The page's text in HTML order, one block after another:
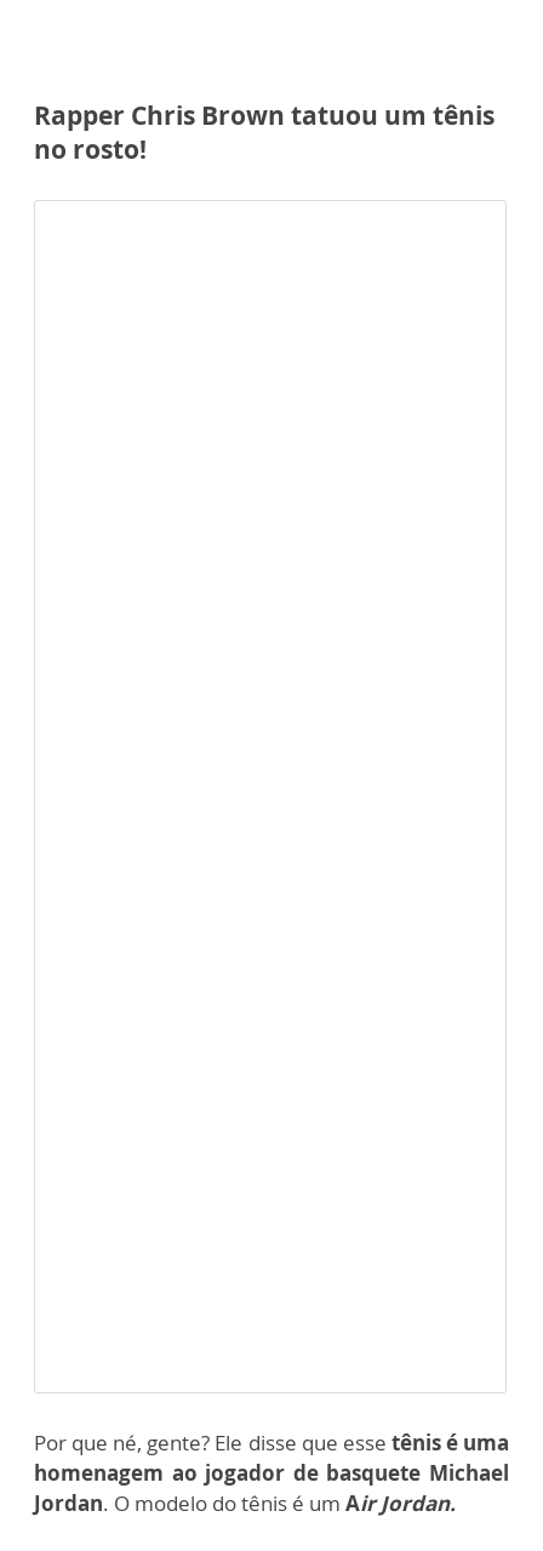
Rapper Chris Brown tatuou um tênis
no rosto!
Por que né, gente? Ele disse que esse tênis é uma
homenagem ao jogador de basquete Michael
Jordan. O modelo do tênis é um Air Jordan.